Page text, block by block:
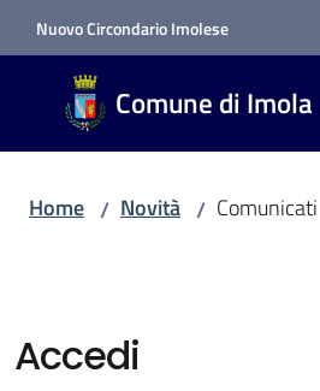
Vai al contenuto
Vai alla navigazione
Vai al footer
Nuovo Circondario Imolese
Comune di Imola
Comune
di Imola
RETE
Novità
Home / Novità / Comunicati
Accedi